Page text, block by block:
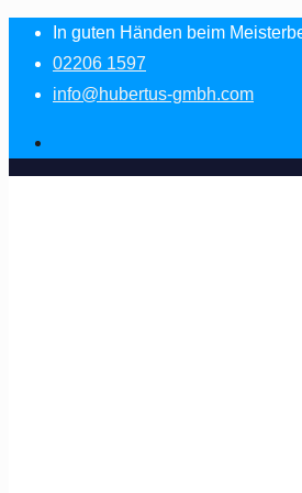
In guten Händen beim
02206 1597
info@hubertus-gmbh.com